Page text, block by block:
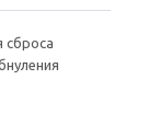
сброса